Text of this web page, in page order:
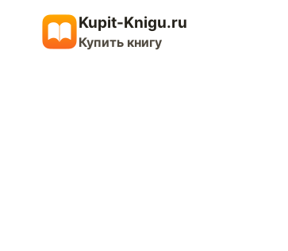
содержимому
Kupit-Knigu.ru
Купить книгу